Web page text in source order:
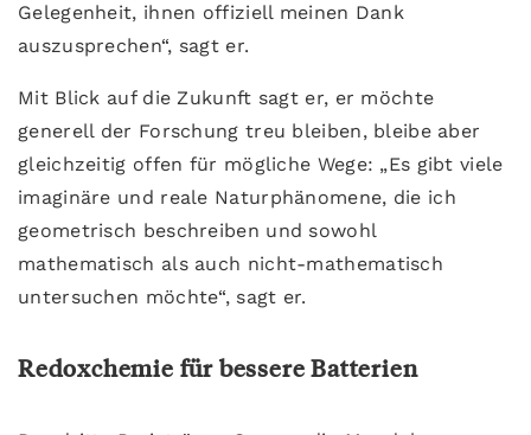
Gelegenheit, ihnen offiziell meinen Dank
auszusprechen“, sagt er.
Mit Blick auf die Zukunft sagt er, er möchte
generell der Forschung treu bleiben, bleibe aber
gleichzeitig offen für mögliche Wege: „Es gibt viele
imaginäre und reale Naturphänomene, die ich
geometrisch beschreiben und sowohl
mathematisch als auch nicht-mathematisch
untersuchen möchte“, sagt er.
Redoxchemie für bessere Batterien